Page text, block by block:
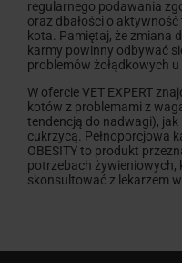
regularnego podawania
oraz dbałości o
kota. Pamiętaj, że zmiana
karmy powinny odbywać
problemów żołądkowych u
W ofercie VET EXPERT
kotów z problemami z
tendencją do nadwagi),
cukrzycą. Pełnoporcjowa
OBESITY to produkt
potrzebach żywieniowych,
skonsultować z lekarzem